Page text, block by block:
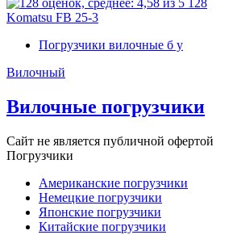
128
Komatsu FB 25-3
Погрузчики вилочные б у
Вилочный
Вилочные погрузчики
Сайт не является публичной офертой
Погрузчики
Американские погрузчики
Немецкие погрузчики
Японские погрузчики
Китайские погрузчики